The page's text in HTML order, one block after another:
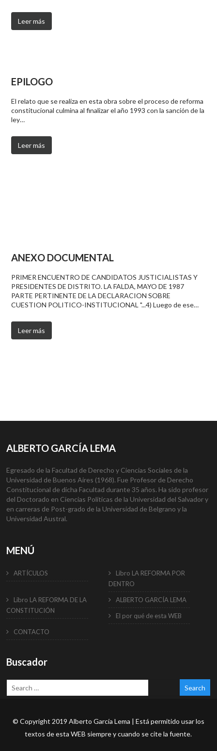
Leer más
EPILOGO
El relato que se realiza en esta obra sobre el proceso de reforma
constitucional culmina al finalizar el año 1993 con la sanción de la
ley…
Leer más
ANEXO DOCUMENTAL
PRIMER ENCUENTRO DE CANDIDATOS JUSTICIALISTAS Y
PRESIDENTES DE DISTRITO. LA FALDA, MAYO DE 1987
PARTE PERTINENTE DE LA DECLARACION SOBRE
CUESTION POLITICO-INSTITUCIONAL "...4) Luego de ese…
Leer más
ALBERTO GARCÍA LEMA
Egresado de la Facultad de Derecho y Ciencias Sociales de la
Universidad de Buenos Aires (1968). Fue Profesor de Derecho
Constitucional de dicha Facultad durante 35 años. Ha sido profesor
del Doctorado en Ciencias Políticas de la Universidad del Salvador y
en carreras de Post-grado de la Universidad de Belgrano y la
Universidad Austral.
MENÚ
ARTÍCULOS
Libro LA REFORMA POR
DENTRO
Libro LA REFORMA DE LA
CONSTITUCIÓN
ALBERTO GARCÍA LEMA
El por qué de esta WEB
CONTACTO
Buscador
© Copyright 2019 Alberto García Lema | Está permitido usar los
textos de esta WEB siempre y cuando se cite la fuente.